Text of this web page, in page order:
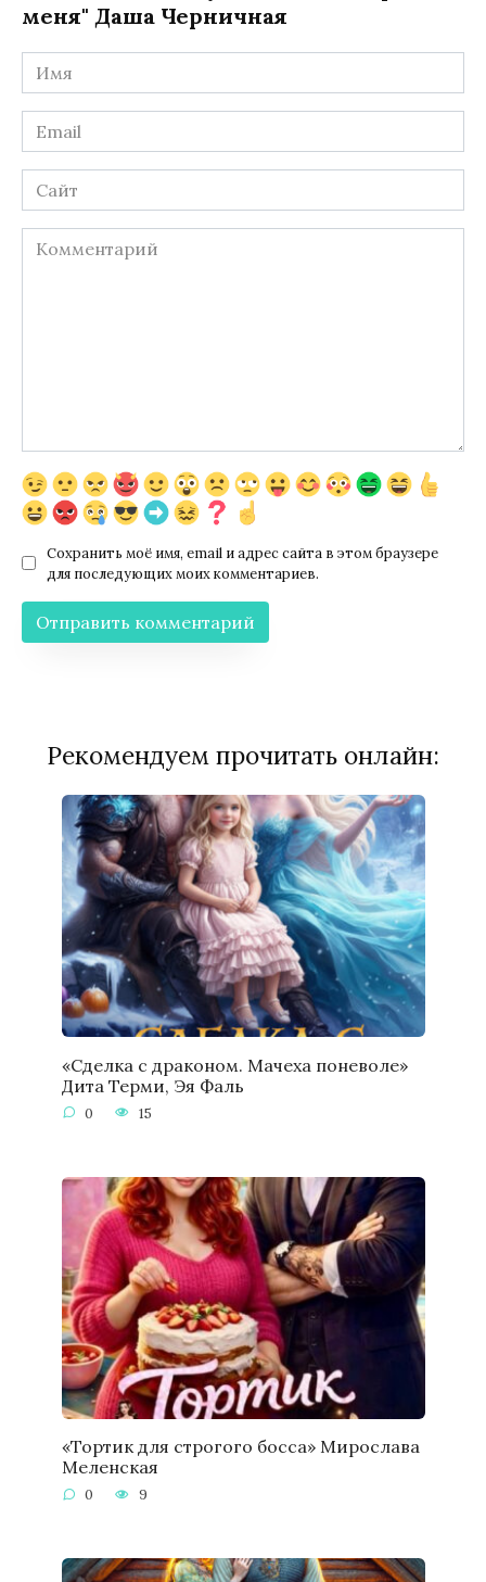
меня" Даша Черничная
Имя
*
Email
*
Сайт
Комментарий
Сохранить моё имя, email и адрес сайта в этом браузере
для последующих моих комментариев.
Рекомендуем прочитать онлайн:
«Сделка с драконом. Мачеха поневоле»
Дита Терми, Эя Фаль
0 15
«Тортик для строгого босса» Мирослава
Меленская
0 9